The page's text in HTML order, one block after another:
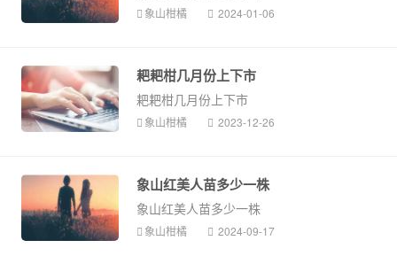
象山柑橘 2024-01-06
耙耙柑几月份上下市
耙耙柑几月份上下市
象山柑橘 2023-12-26
象山红美人苗多少一株
象山红美人苗多少一株
象山柑橘 2024-09-17